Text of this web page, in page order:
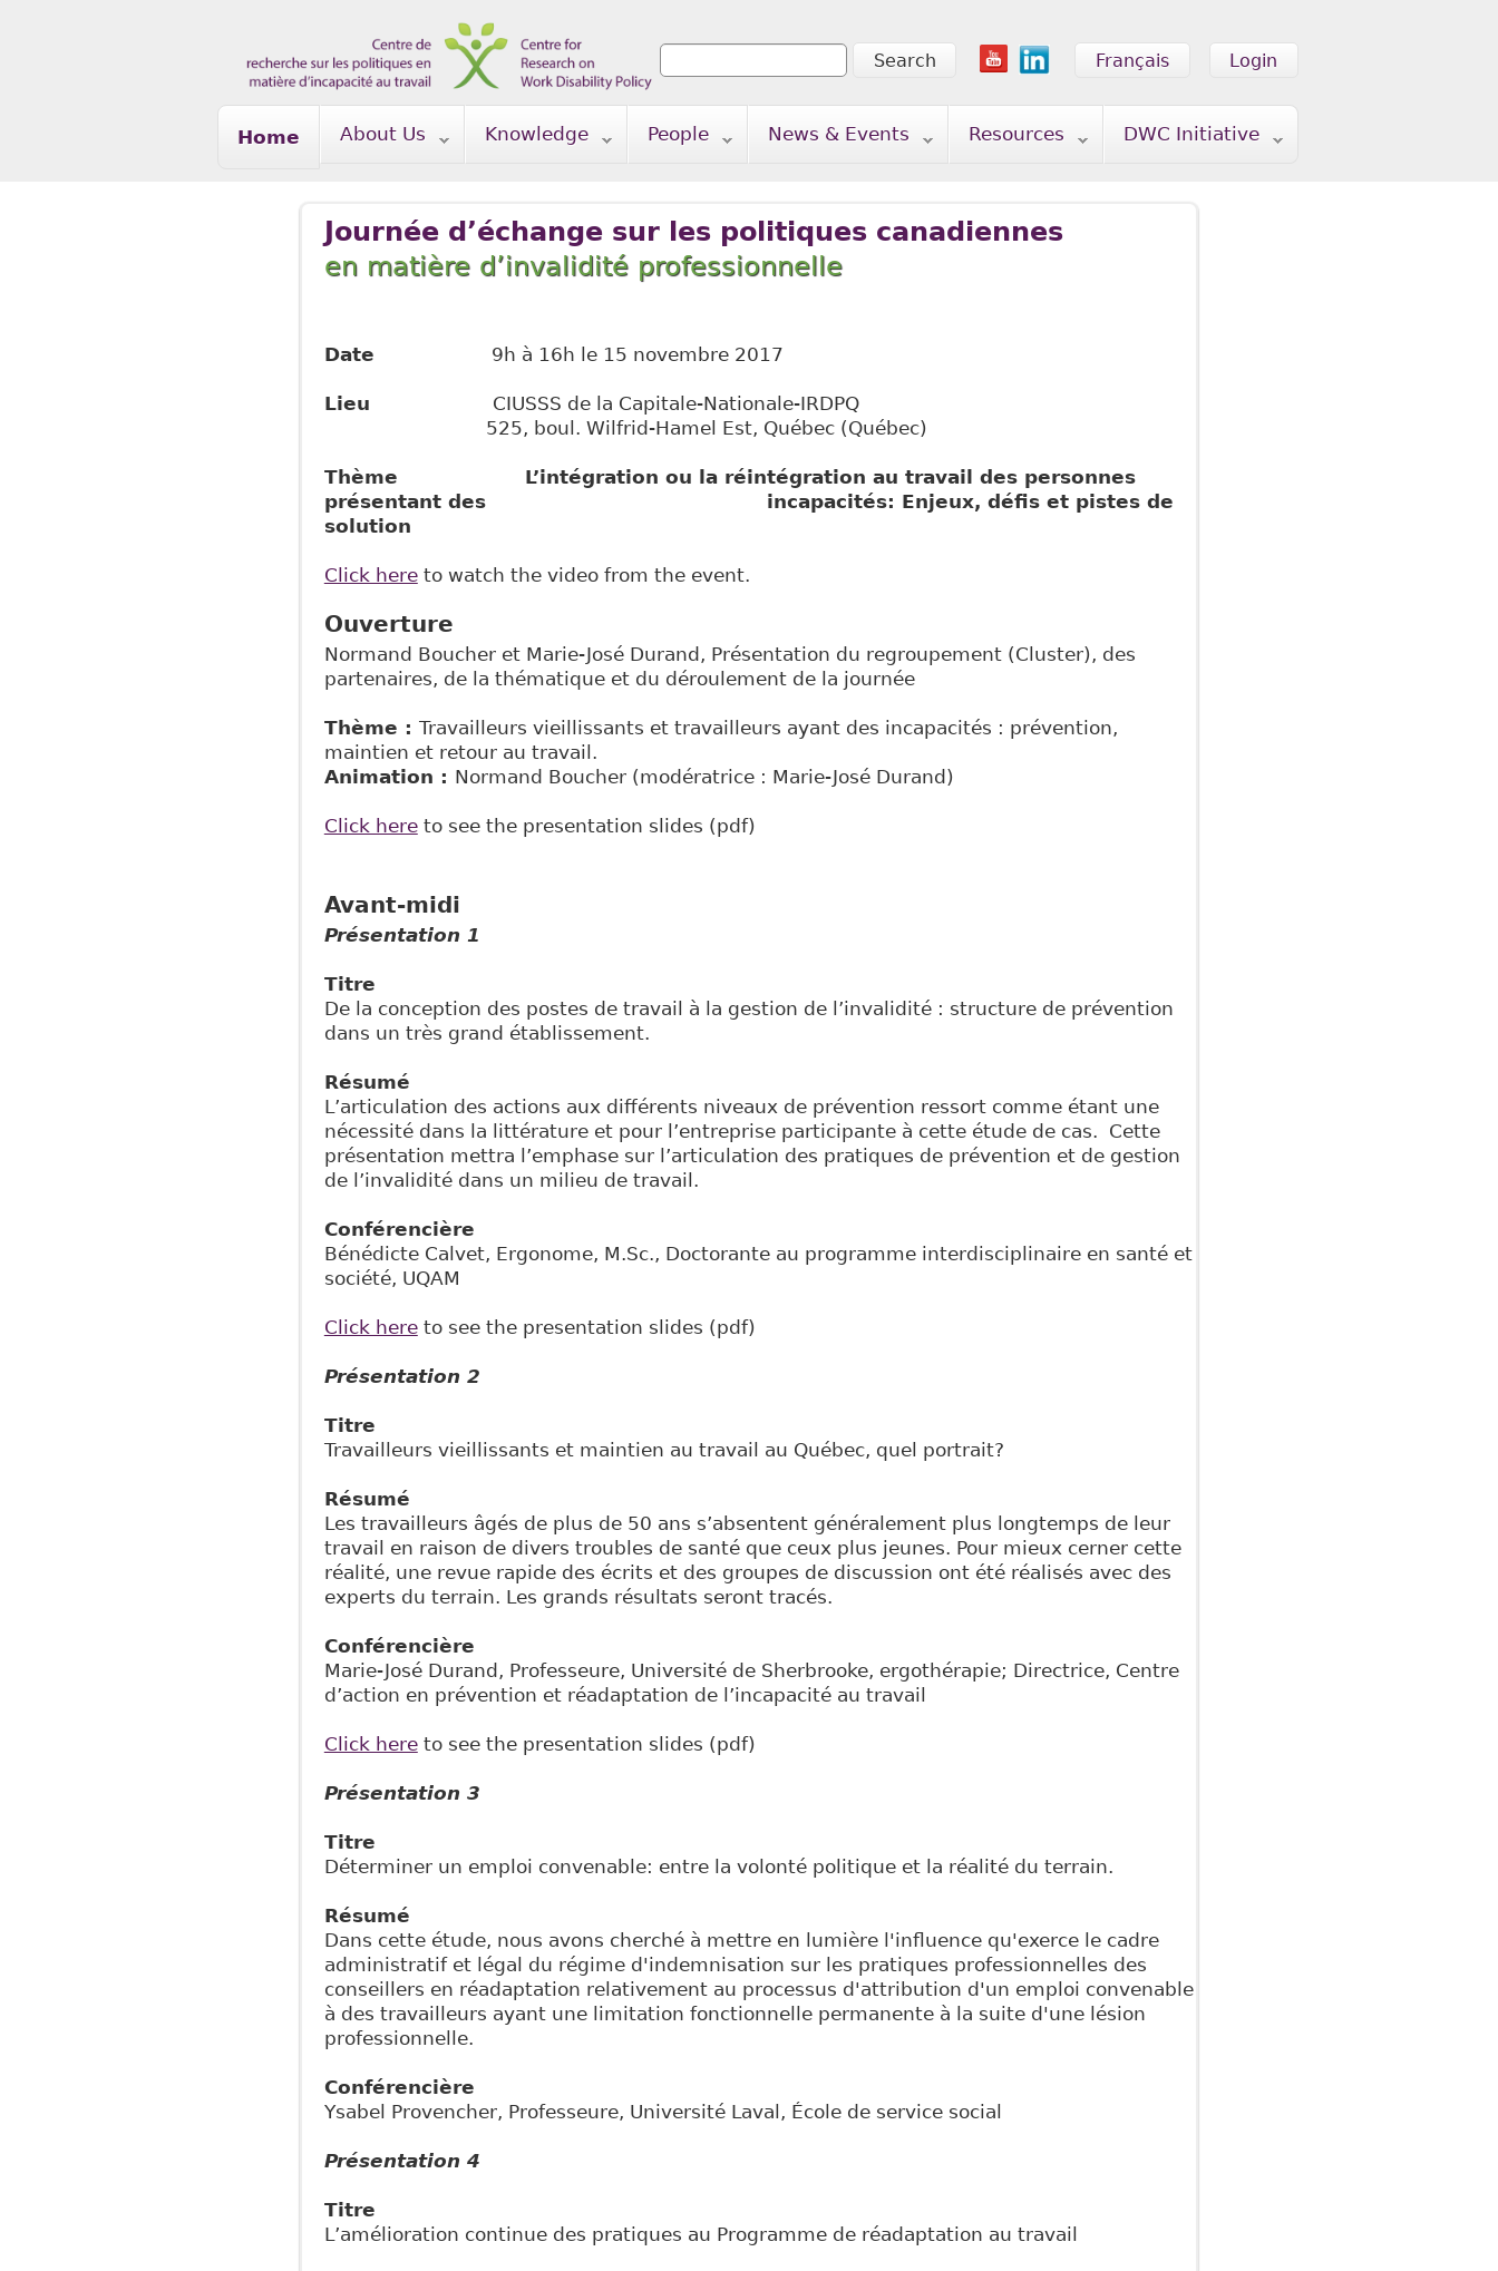
Login
Français
Search form
Search
Home About Us Knowledge People News & Events Resources DWC Initiative
Journée d’échange sur les politiques canadiennes
en matière d’invalidité professionnelle
Date 9h à 16h le 15 novembre 2017
Lieu CIUSSS de la Capitale-Nationale-IRDPQ
525, boul. Wilfrid-Hamel Est, Québec (Québec)
Thème L’intégration ou la réintégration au travail des personnes
présentant des incapacités: Enjeux, défis et pistes de
solution
Click hereto watch the video from the event.
Ouverture
Normand Boucher et Marie-José Durand, Présentation du regroupement (Cluster), des
partenaires, de la thématique et du déroulement de la journée
Thème : Travailleurs vieillissants et travailleurs ayant des incapacités : prévention,
maintien et retour au travail.
Animation : Normand Boucher (modératrice : Marie-José Durand)
Click hereto see the presentation slides (pdf)
Avant-midi
Présentation 1
Titre
De la conception des postes de travail à la gestion de l’invalidité : structure de prévention
dans un très grand établissement.
Résumé
L’articulation des actions aux différents niveaux de prévention ressort comme étant une
nécessité dans la littérature et pour l’entreprise participante à cette étude de cas. Cette
présentation mettra l’emphase sur l’articulation des pratiques de prévention et de gestion
de l’invalidité dans un milieu de travail.
Conférencière
Bénédicte Calvet, Ergonome, M.Sc., Doctorante au programme interdisciplinaire en santé et
société, UQAM
Click hereto see the presentation slides (pdf)
Présentation 2
Titre
Travailleurs vieillissants et maintien au travail au Québec, quel portrait?
Résumé
Les travailleurs âgés de plus de 50 ans s’absentent généralement plus longtemps de leur
travail en raison de divers troubles de santé que ceux plus jeunes. Pour mieux cerner cette
réalité, une revue rapide des écrits et des groupes de discussion ont été réalisés avec des
experts du terrain. Les grands résultats seront tracés.
Conférencière
Marie-José Durand, Professeure, Université de Sherbrooke, ergothérapie; Directrice, Centre
d’action en prévention et réadaptation de l’incapacité au travail
Click hereto see the presentation slides (pdf)
Présentation 3
Titre
Déterminer un emploi convenable: entre la volonté politique et la réalité du terrain.
Résumé
Dans cette étude, nous avons cherché à mettre en lumière l'influence qu'exerce le cadre
administratif et légal du régime d'indemnisation sur les pratiques professionnelles des
conseillers en réadaptation relativement au processus d'attribution d'un emploi convenable
à des travailleurs ayant une limitation fonctionnelle permanente à la suite d'une lésion
professionnelle.
Conférencière
Ysabel Provencher, Professeure, Université Laval, École de service social
Présentation 4
Titre
L’amélioration continue des pratiques au Programme de réadaptation au travail